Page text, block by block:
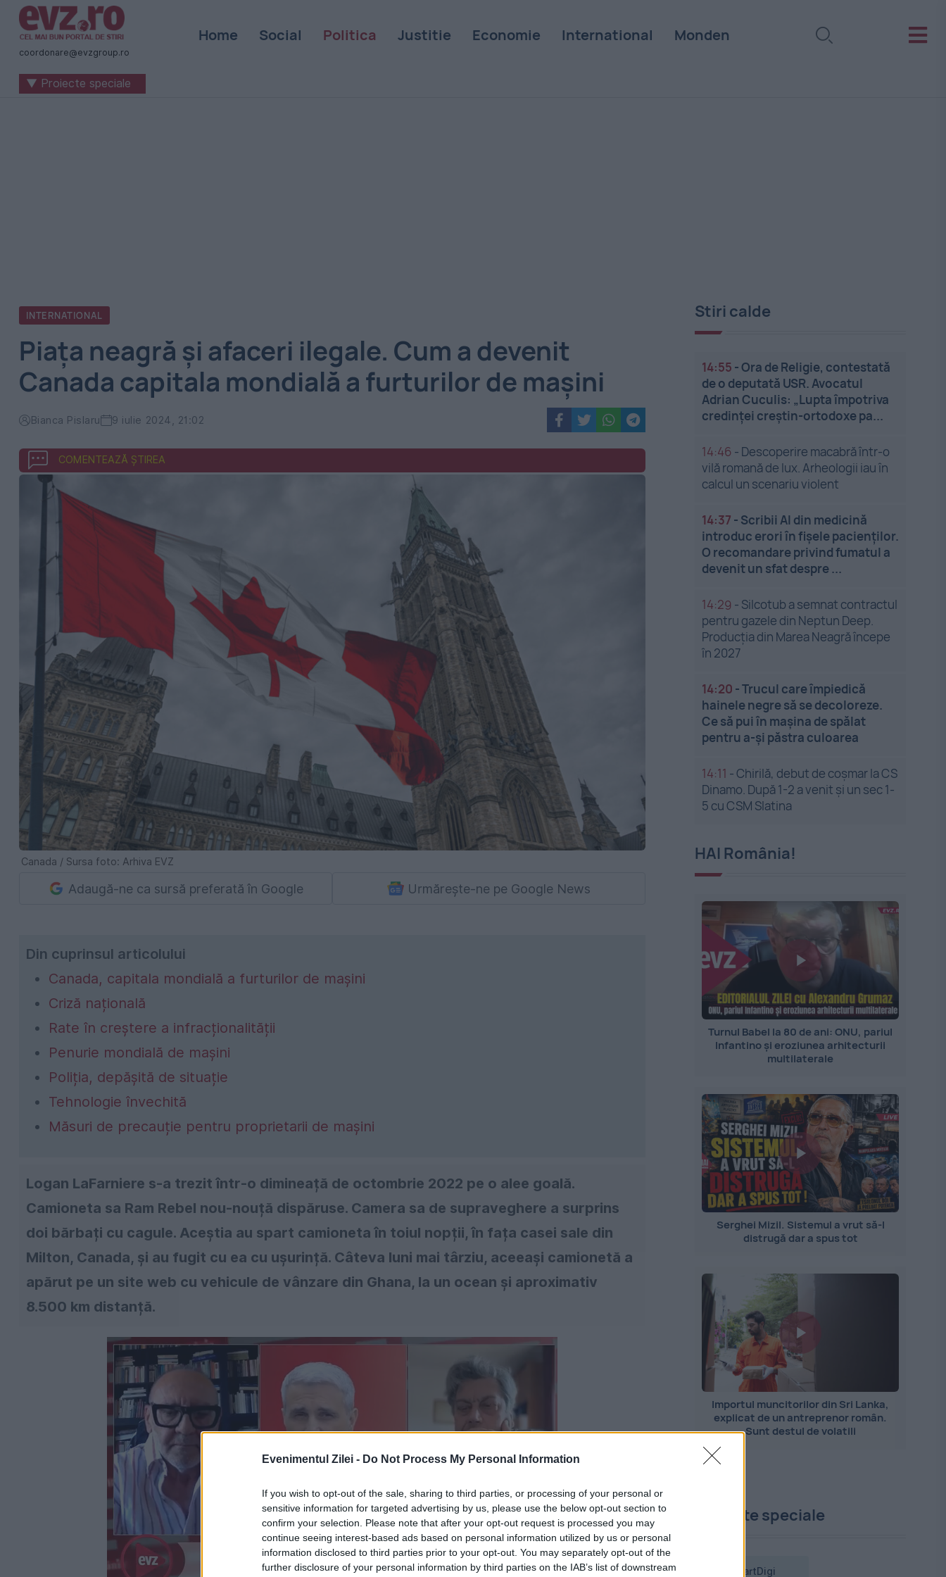
Evenimentul Zilei - Do Not Process My Personal Information
If you wish to opt-out of the sale, sharing to third parties, or processing of your personal or
sensitive information for targeted advertising by us, please use the below opt-out section to
confirm your selection. Please note that after your opt-out request is processed you may
continue seeing interest-based ads based on personal information utilized by us or personal
information disclosed to third parties prior to your opt-out. You may separately opt-out of the
further disclosure of your personal information by third parties on the IAB’s list of downstream
Știri
naționale
internaționale
coordonare@evzgroup.ro
Home Social Politica Justitie Economie International Monden
▼ Proiecte speciale
INTERNATIONAL
Piața neagră și afaceri ilegale. Cum a devenit
Canada capitala mondială a furturilor de mașini
Bianca Pislaru 9 iulie 2024, 21:02
COMENTEAZĂ ȘTIREA
Canada / Sursa foto: Arhiva EVZ
Adaugă-ne ca sursă preferată în Google Urmărește-ne pe Google News
Din cuprinsul articolului
Canada, capitala mondială a furturilor de mașini
Criză națională
Rate în creștere a infracționalității
Penurie mondială de mașini
Poliția, depășită de situație
Tehnologie învechită
Măsuri de precauție pentru proprietarii de mașini
Logan LaFarniere s-a trezit într-o dimineață de octombrie 2022 pe o alee goală.
Camioneta sa Ram Rebel nou-nouță dispăruse. Camera sa de supraveghere a surprins
doi bărbați cu cagule. Aceștia au spart camioneta în toiul nopții, în fața casei sale din
Milton, Canada, și au fugit cu ea cu ușurință. Câteva luni mai târziu, aceeași camionetă a
apărut pe un site web cu vehicule de vânzare din Ghana, la un ocean și aproximativ
8.500 km distanță.
Stiri calde
14:55 -Ora de Religie, contestată
de o deputată USR. Avocatul
Adrian Cuculis: „Lupta împotriva
credinței creștin-ortodoxe pa...
14:46 - Descoperire macabră într-o
vilă romană de lux. Arheologii iau în
calcul un scenariu violent
14:37 - Scribii AI din medicină
introduc erori în fișele pacienților.
O recomandare privind fumatul a
devenit un sfat despre ...
14:29 - Silcotub a semnat contractul
pentru gazele din Neptun Deep.
Producția din Marea Neagră începe
în 2027
14:20 -Trucul care împiedică
hainele negre să se decoloreze.
Ce să pui în mașina de spălat
pentru a-și păstra culoarea
14:11 -Chirilă, debut de coșmar la CS
Dinamo. După 1-2 a venit și un sec 1-
5 cu CSM Slatina
HAI România!
Turnul Babel la 80 de ani: ONU, pariul
Infantino și eroziunea arhitecturii
multilaterale
Serghei Mizil. Sistemul a vrut să-l
distrugă dar a spus tot
Importul muncitorilor din Sri Lanka,
explicat de un antreprenor român.
Sunt destul de volatili
Proiecte speciale
SmartDigi